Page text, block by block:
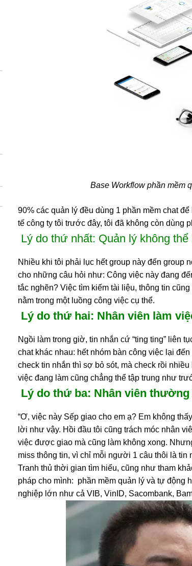
Base Workflow phần mềm
90% các quản lý đều dùng 1 phần mềm chat
tế công ty tôi trước đây, tôi đã không còn dùng
Lý do thứ nhất: Quản lý không
Nhiều khi tôi phải lục hết group này đến group
cho những câu hỏi như: Công việc này đang
tắc nghẽn? Việc tìm kiếm tài liệu, thông tin
nằm trong một luồng công việc cụ thể.
Lý do thứ hai: Nhân viên làm
Ngồi làm trong giờ, tin nhắn cứ “ting ting” liên
chat khác nhau: hết nhóm bàn công việc lại
check tin nhắn thì sợ bỏ sót, mà check rồi
việc đang làm cũng chẳng thể tập trung như
Lý do thứ ba: Nhân viên
“Ơ, việc này Sếp giao cho em ạ? Em không
lời như vậy. Hồi đầu tôi cũng trách móc nhân
việc được giao mà cũng làm không xong.
miss thông tin, vì chỉ mỗi người 1 câu thôi là tin
Tranh thủ thời gian tìm hiểu, cũng như tham
pháp cho mình: phần mềm quản lý và tự động
nghiệp lớn như cả VIB, VinID, Sacombank,